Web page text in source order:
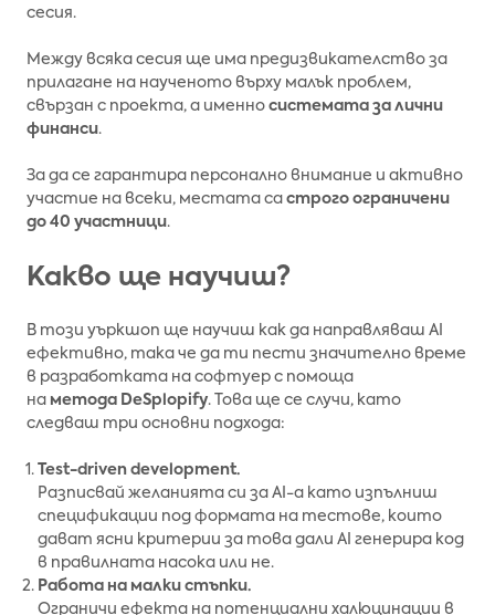
сесия.
Между всяка сесия ще има предизвикателство за
прилагане на наученото върху малък проблем,
свързан с проекта, а именно системата за лични
финанси.
За да се гарантира персонално внимание и активно
участие на всеки, местата са строго ограничени
до 40 участници.
Какво ще научиш?
В този уъркшоп ще научиш как да направляваш AI
ефективно, така че да ти пести значително време
в разработката на софтуер с помоща
на метода DeSplopify. Това ще се случи, като
следваш три основни подхода:
Test-driven development.
Разписвай желанията си за AI-а като изпълниш
спецификации под формата на тестове, които
дават ясни критерии за това дали AI генерира код
в правилната насока или не.
Работа на малки стъпки.
Ограничи ефекта на потенциални халюцинации в